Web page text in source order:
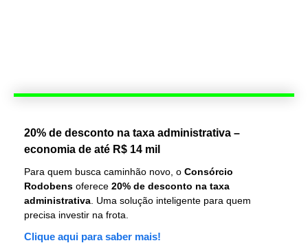
20% de desconto na taxa administrativa –
economia de até R$ 14 mil
Para quem busca caminhão novo, o Consórcio
Rodobens oferece 20% de desconto na taxa
administrativa . Uma solução inteligente para quem
precisa investir na frota.
Clique aqui para saber mais!